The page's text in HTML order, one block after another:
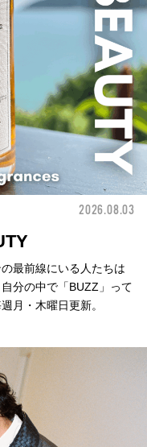
2026.08.03
最前線にいる人たちは
分の中で「BUZZ」って
月・木曜日更新。